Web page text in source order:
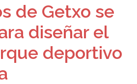
de Getxo se
diseñar el
deportivo